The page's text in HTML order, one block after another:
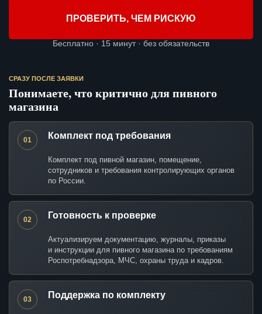
ПРОВЕРИТЬ, ЧЕМ РИСКУЮ
Бесплатно · 15 минут · без обязательств
СРАЗУ ПОСЛЕ ЗАЯВКИ
Понимаете, что критично для пивного
магазина
01 Комплект под требования
Комплект под пивной магазин, помещение,
сотрудников и требования контролирующих органов
по России.
02 Готовность к проверке
Актуализируем документацию, журналы, приказы
и инструкции для пивного магазина по требованиям
Роспотребнадзора, МЧС, охраны труда и кадров.
03 Поддержка по комплекту